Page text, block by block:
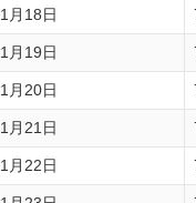
1月18日
1月19日
1月20日
1月21日
1月22日